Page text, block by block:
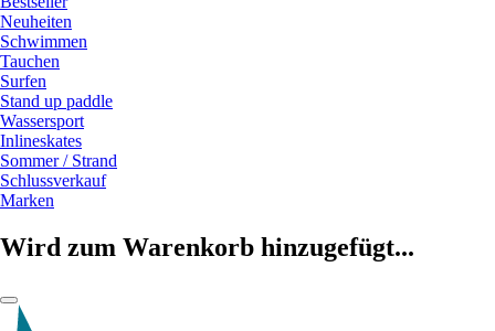
Neuheiten
Schwimmen
Tauchen
Surfen
Stand up paddle
Wassersport
Inlineskates
Sommer / Strand
Schlussverkauf
Marken
Wird zum Warenkorb hinzugefügt...